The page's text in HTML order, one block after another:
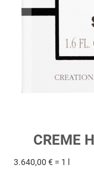
Anfang
der
CREME
3.640,00 € = 1 l